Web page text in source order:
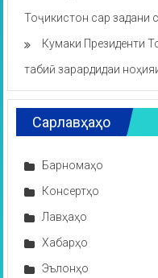
Тоҷикистон сар задани
Кумаки Президенти
табиӣ зарардидаи
Сарлавҳаҳо
Барномаҳо
Консертҳо
Лавҳаҳо
Хабарҳо
Эълонҳо